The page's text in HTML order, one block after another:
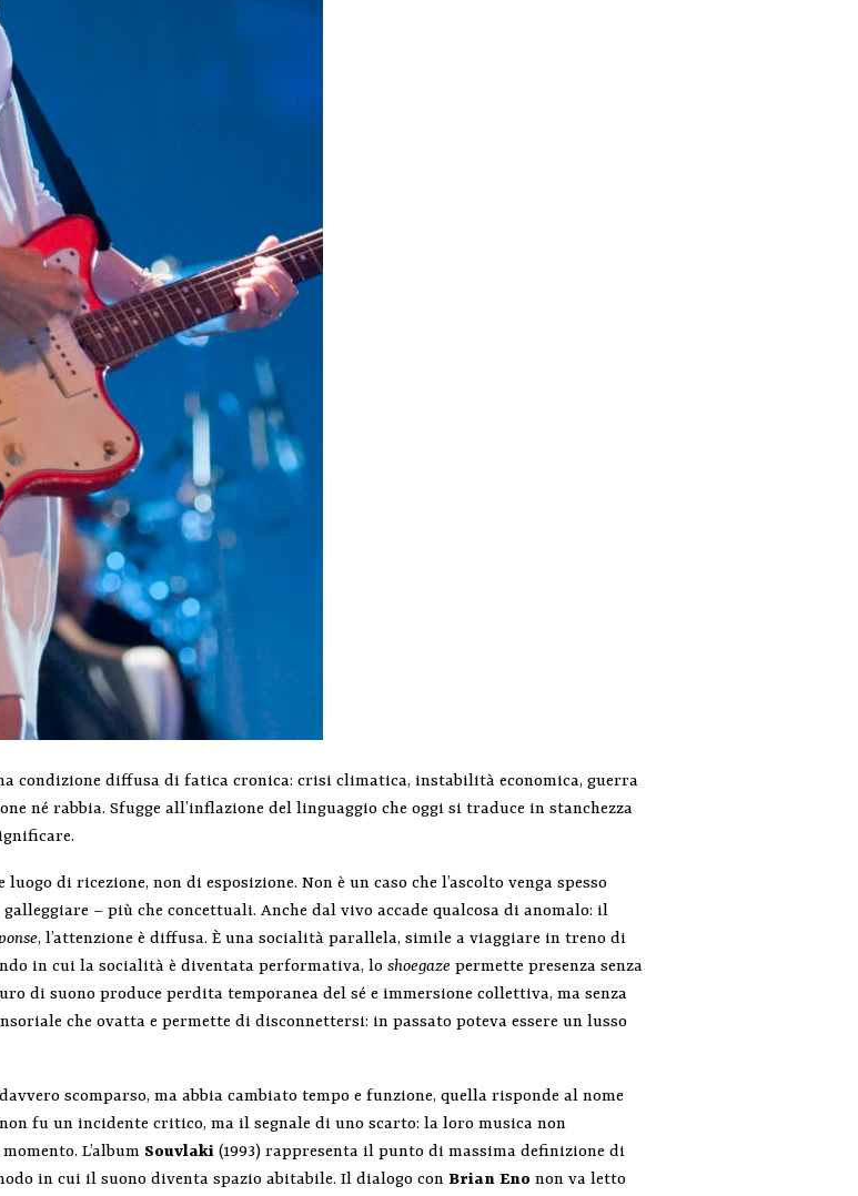
condizione diffusa di fatica cronica: crisi climatica, instabilità economica, guerra
né rabbia. Sfugge all’inflazione del linguaggio che oggi si traduce in stanchezza
di ricezione, non di esposizione. Non è un caso che l’ascolto venga spesso
– più che concettuali. Anche dal vivo accade qualcosa di anomalo: il
, l’attenzione è diffusa. È una socialità parallela, simile a viaggiare in treno di
in cui la socialità è diventata performativa, loshoegaze permette presenza senza
di suono produce perdita temporanea del sé e immersione collettiva, ma senza
che ovatta e permette di disconnettersi: in passato poteva essere un lusso
scomparso, ma abbia cambiato tempo e funzione, quella risponde al nome
fu un incidente critico, ma il segnale di uno scarto: la loro musica non
L’album Souvlaki (1993) rappresenta il punto di massima definizione di
in cui il suono diventa spazio abitabile. Il dialogo conBrian Eno non va letto